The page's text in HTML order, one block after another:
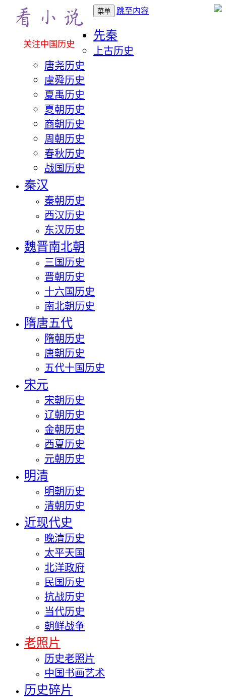
关注中国历史
菜单 跳至内容
先秦
上古历史
唐尧历史
虞舜历史
夏禹历史
夏朝历史
商朝历史
周朝历史
春秋历史
战国历史
秦汉
秦朝历史
西汉历史
东汉历史
魏晋南北朝
三国历史
晋朝历史
十六国历史
南北朝历史
隋唐五代
隋朝历史
唐朝历史
五代十国历史
宋元
宋朝历史
辽朝历史
金朝历史
西夏历史
元朝历史
明清
明朝历史
清朝历史
近现代史
晚清历史
太平天国
北洋政府
民国历史
抗战历史
当代历史
朝鲜战争
老照片
历史老照片
中国书画艺术
历史碎片